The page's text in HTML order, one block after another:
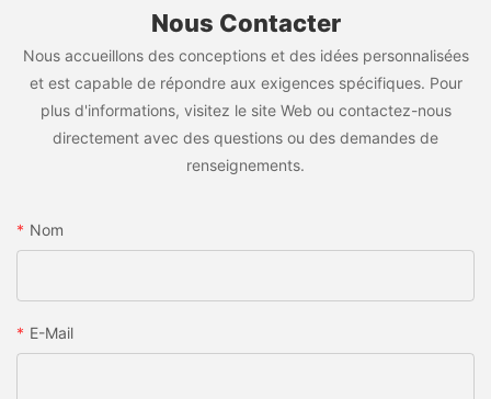
Nous Contacter
Nous accueillons des conceptions et des idées personnalisées
et est capable de répondre aux exigences spécifiques. Pour
plus d'informations, visitez le site Web ou contactez-nous
directement avec des questions ou des demandes de
renseignements.
Nom
E-Mail